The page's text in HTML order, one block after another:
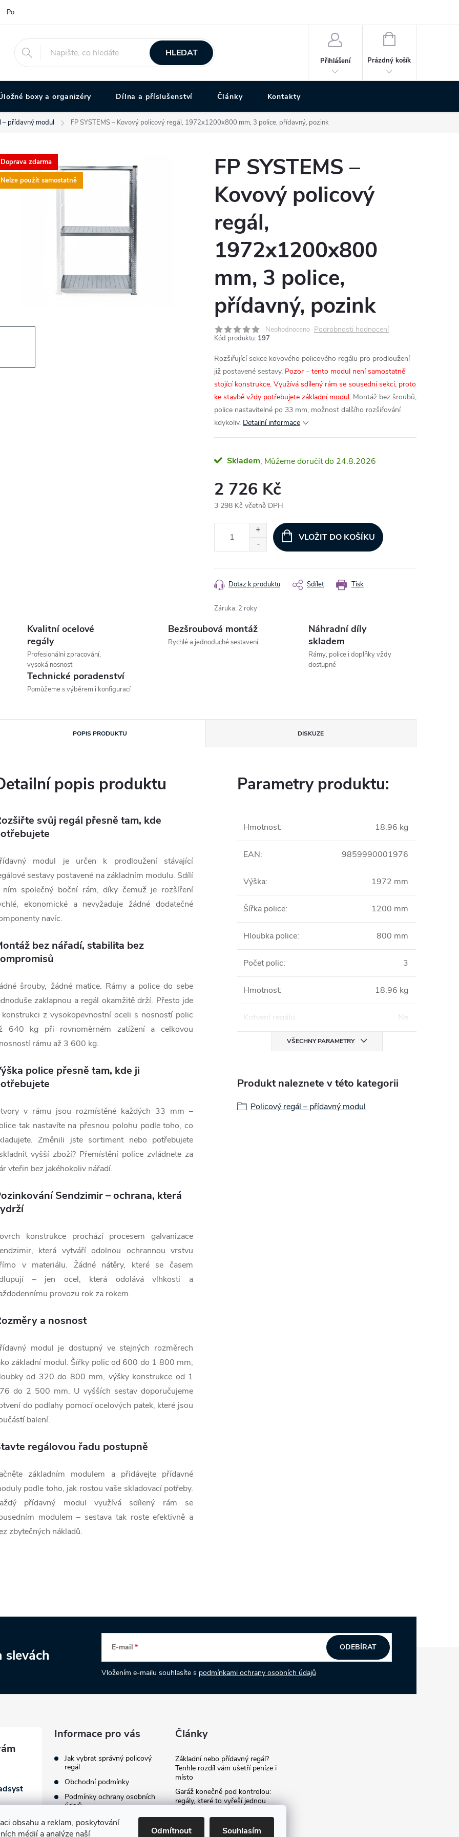
obsahu a reklam, poskytování
médií a analýze naší
Odmítnout Souhlasím
Podmínky ochrany osobních údajů
HLEDAT
Přihlášení
NÁKUPNÍ
Prázdný košík
boxy a organizéry Dílna a příslušenství Články Kontakty
– přídavný modul FP SYSTEMS – Kovový policový regál, 1972x1200x800 mm, 3 police, přídavný, pozink
Doprava zdarma
Nelze použít samostatně
FP SYSTEMS –
Kovový policový
regál,
1972x1200x800
mm, 3 police,
přídavný, pozink
Neohodnoceno Podrobnosti hodnocení
Kód produktu: 197
Rozšiřující sekce kovového policového regálu pro prodloužení
již postavené sestavy. Pozor – tento modul není samostatně
stojící konstrukce. Využívá sdílený rám se sousední sekcí, proto
ke stavbě vždy potřebujete základní modul. Montáž bez šroubů,
police nastavitelné po 33 mm, možnost dalšího rozšiřování
kdykoliv. Detailní informace
Skladem 24.8.2026
2 726 Kč
3 298 Kč včetně DPH
VLOŽIT DO KOŠÍKU
Tisk
Dotaz k produktu Sdílet
Záruka: 2 roky
Kvalitní ocelové
regály
Profesionální zpracování,
vysoká nosnost
Bezšroubová montáž
Rychlé a jednoduché sestavení
Náhradní díly
skladem
Rámy, police i doplňky vždy
dostupné
Technické poradenství
Pomůžeme s výběrem i konfigurací
POPIS PRODUKTU DISKUZE
popis produktu
svůj regál přesně tam, kde
modul je určen k prodloužení stávající
sestavy postavené na základním modulu. Sdílí
společný boční rám, díky čemuž je rozšíření
ekonomické a nevyžaduje žádné dodatečné
navíc.
bez nářadí, stabilita bez
šrouby, žádné matice. Rámy a police do sebe
zaklapnou a regál okamžitě drží. Přesto jde
z vysokopevnostní oceli s nosností polic
640 kg při rovnoměrném zatížení a celkovou
rámu až 3 600 kg.
police přesně tam, kde ji
v rámu jsou rozmístěné každých 33 mm –
tak nastavíte na přesnou polohu podle toho, co
Změnili jste sortiment nebo potřebujete
vyšší zboží? Přemístění police zvládnete za
vteřin bez jakéhokoliv nářadí.
Sendzimir – ochrana, která
konstrukce prochází procesem galvanizace
která vytváří odolnou ochrannou vrstvu
v materiálu. Žádné nátěry, které se časem
– jen ocel, která odolává vlhkosti a
provozu rok za rokem.
a nosnost
modul je dostupný ve stejných rozměrech
základní modul. Šířky polic od 600 do 1 800 mm,
od 320 do 800 mm, výšky konstrukce od 1
do 2 500 mm. U vyšších sestav doporučujeme
do podlahy pomocí ocelových patek, které jsou
balení.
regálovou řadu postupně
základním modulem a přidávejte přídavné
podle toho, jak rostou vaše skladovací potřeby.
přídavný modul využívá sdílený rám se
modulem – sestava tak roste efektivně a
zbytečných nákladů.
Parametry produktu:
Hmotnost: 18.96 kg
EAN: 9859990001976
Výška: 1972 mm
Šířka police: 1200 mm
Hloubka police: 800 mm
Počet polic: 3
Hmotnost: 18.96 kg
Kotvení regálu : Ne
VŠECHNY PARAMETRY
Produkt naleznete v této kategorii
Policový regál – přídavný modul
slevách E-mail
Vložením e-mailu souhlasíte s podmínkami ochrany osobních údajů
ODEBÍRAT
Informace pro vás
Jak vybrat správný policový
regál
Obchodní podmínky
Podmínky ochrany osobních
údajů
Články
Základní nebo přídavný regál?
Tenhle rozdíl vám ušetří peníze i
místo
Garáž konečně pod kontrolou:
regály, které to vyřeší jednou
Jak vybavit firemní archiv:
průvodce výběrem archivních